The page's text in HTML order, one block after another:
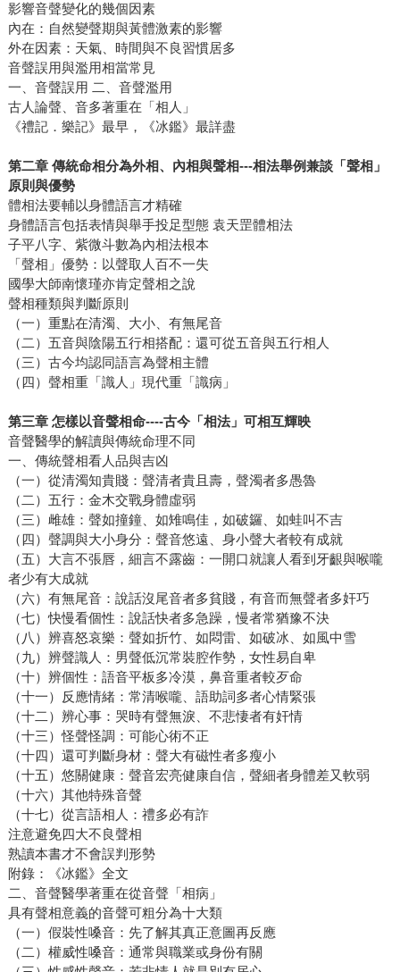
影響音聲變化的幾個因素
內在：自然變聲期與黃體激素的影響
外在因素：天氣、時間與不良習慣居多
音聲誤用與濫用相當常見
一、音聲誤用 二、音聲濫用
古人論聲、音多著重在「相人」
《禮記．樂記》最早，《冰鑑》最詳盡
第二章 傳統命相分為外相、內相與聲相---相法舉例兼談「聲相」
原則與優勢
體相法要輔以身體語言才精確
身體語言包括表情與舉手投足型態 袁天罡體相法
子平八字、紫微斗數為內相法根本
「聲相」優勢：以聲取人百不一失
國學大師南懷瑾亦肯定聲相之說
聲相種類與判斷原則
（一）重點在清濁、大小、有無尾音
（二）五音與陰陽五行相搭配：還可從五音與五行相人
（三）古今均認同語言為聲相主體
（四）聲相重「識人」現代重「識病」
第三章 怎樣以音聲相命----古今「相法」可相互輝映
音聲醫學的解讀與傳統命理不同
一、傳統聲相看人品與吉凶
（一）從清濁知貴賤：聲清者貴且壽，聲濁者多愚魯
（二）五行：金木交戰身體虛弱
（三）雌雄：聲如撞鐘、如雉鳴佳，如破鑼、如蛙叫不吉
（四）聲調與大小身分：聲音悠遠、身小聲大者較有成就
（五）大言不張唇，細言不露齒：一開口就讓人看到牙齦與喉嚨
者少有大成就
（六）有無尾音：說話沒尾音者多貧賤，有音而無聲者多奸巧
（七）快慢看個性：說話快者多急躁，慢者常猶豫不決
（八）辨喜怒哀樂：聲如折竹、如悶雷、如破冰、如風中雪
（九）辨聲識人：男聲低沉常裝腔作勢，女性易自卑
（十）辨個性：語音平板多冷漠，鼻音重者較歹命
（十一）反應情緒：常清喉嚨、語助詞多者心情緊張
（十二）辨心事：哭時有聲無淚、不悲悽者有奸情
（十三）怪聲怪調：可能心術不正
（十四）還可判斷身材：聲大有磁性者多瘦小
（十五）悠關健康：聲音宏亮健康自信，聲細者身體差又軟弱
（十六）其他特殊音聲
（十七）從言語相人：禮多必有詐
注意避免四大不良聲相
熟讀本書才不會誤判形勢
附錄：《冰鑑》全文
二、音聲醫學著重在從音聲「相病」
具有聲相意義的音聲可粗分為十大類
（一）假裝性嗓音：先了解其真正意圖再反應
（二）權威性嗓音：通常與職業或身份有關